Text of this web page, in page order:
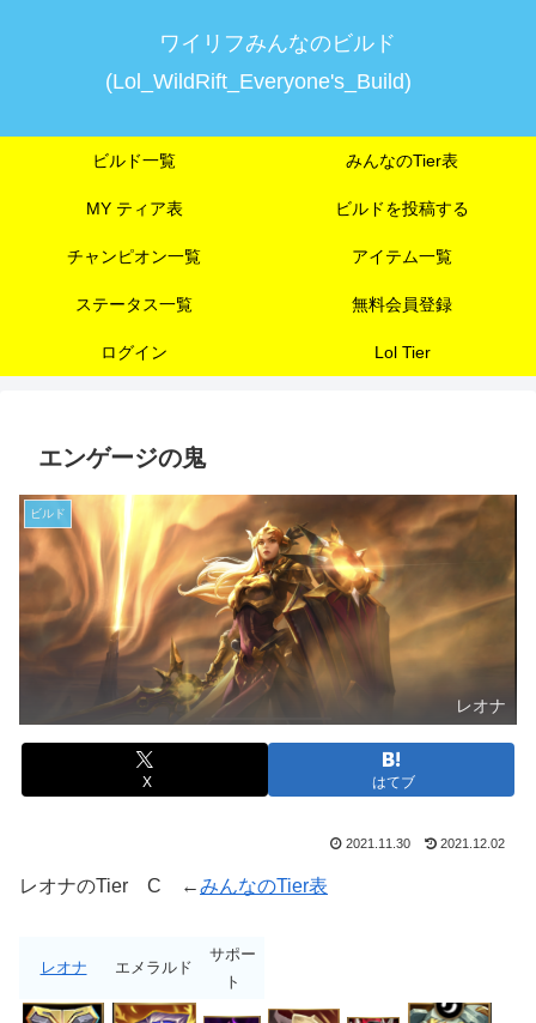
ワイリフみんなのビルド
(Lol_WildRift_Everyone's_Build)
ビルド一覧 みんなのTier表
MY ティア表 ビルドを投稿する
チャンピオン一覧 アイテム一覧
ステータス一覧 無料会員登録
ログイン Lol Tier
エンゲージの鬼
ビルド
レオナ
X はてブ
2021.11.30 2021.12.02
レオナのTier C ←みんなのTier表
レオナ エメラルド
サポー
ト